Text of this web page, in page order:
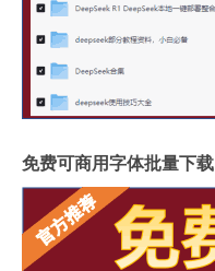
免费可商用字体批量下载